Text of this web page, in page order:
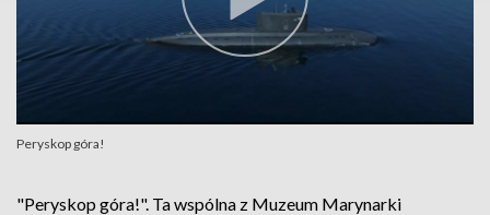
Peryskop góra!
"Peryskop góra!". Ta wspólna z Muzeum Marynarki